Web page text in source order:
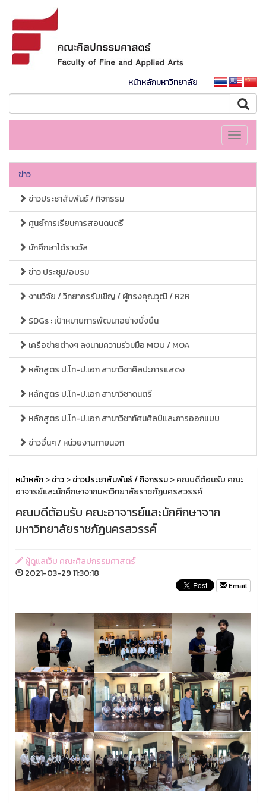
หน้าหลักมหาวิทยาลัย
Toggle
ข่าว
ข่าวประชาสัมพันธ์ / กิจกรรม
ศูนย์การเรียนการสอนดนตรี
นักศึกษาได้รางวัล
ข่าว ประชุม/อบรม
งานวิจัย / วิทยากรรับเชิญ / ผู้ทรงคุณวุฒิ / R2R
SDGs : เป้าหมายการพัฒนาอย่างยั่งยืน
เครือข่ายต่างๆ ลงนามความร่วมมือ MOU / MOA
หลักสูตร ป.โท-ป.เอก สาขาวิชาศิลปะการแสดง
หลักสูตร ป.โท-ป.เอก สาขาวิชาดนตรี
หลักสูตร ป.โท-ป.เอก สาขาวิชาทัศนศิลป์และการออกแบบ
ข่าวอื่นๆ / หน่วยงานภายนอก
หน้าหลัก>ข่าว>ข่าวประชาสัมพันธ์ / กิจกรรม> คณบดีต้อนรับ คณะ
อาจารย์และนักศึกษาจากมหาวิทยาลัยราชภัฏนครสวรรค์
คณบดีต้อนรับ คณะอาจารย์และนักศึกษาจาก
มหาวิทยาลัยราชภัฏนครสวรรค์
ผู้ดูแลเว็บ คณะศิลปกรรมศาสตร์
2021-03-29 11:30:18
Email